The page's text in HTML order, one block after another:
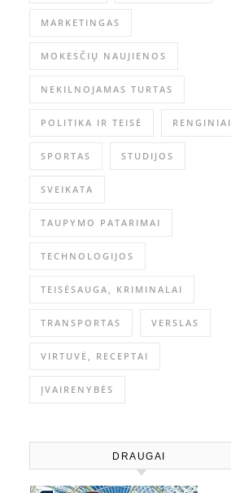
MARKETINGAS
MOKESČIŲ NAUJIENOS
NEKILNOJAMAS TURTAS
POLITIKA IR TEISĖ RENGINIAI
SPORTAS STUDIJOS
SVEIKATA
TAUPYMO PATARIMAI
TECHNOLOGIJOS
TEISĖSAUGA, KRIMINALAI
TRANSPORTAS VERSLAS
VIRTUVĖ, RECEPTAI
ĮVAIRENYBĖS
DRAUGAI